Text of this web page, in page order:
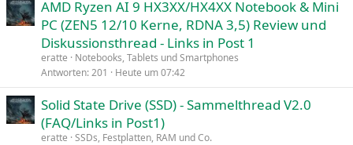
AMD Ryzen AI 9 HX3XX/HX4XX Notebook & Mini
PC (ZEN5 12/10 Kerne, RDNA 3,5) Review und
Diskussionsthread - Links in Post 1
eratte
Notebooks, Tablets und Smartphones
Antworten 201 Heute um 07:42
Solid State Drive (SSD) - Sammelthread V2.0
(FAQ/Links in Post1)
eratte SSDs, Festplatten, RAM und Co.